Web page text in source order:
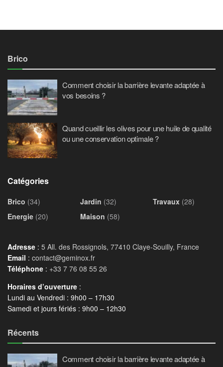
Brico
Comment choisir la barrière levante adaptée à
vos besoins ?
Quand cueillir les olives pour une huile de qualité
ou une conservation optimale ?
Catégories
Brico (34)
Energie (20)
Jardin (32)
Maison (58)
Travaux (28)
Adresse : 5 All. des Rossignols, 77410 Claye-Souilly, France
Email : contact@geminox.fr
Téléphone : +33 7 76 08 55 26
Horaires d’ouverture :
Lundi au Vendredi : 9h00 – 17h30
Samedi et jours fériés : 9h00 – 12h30
Récents
Comment choisir la barrière levante adaptée à